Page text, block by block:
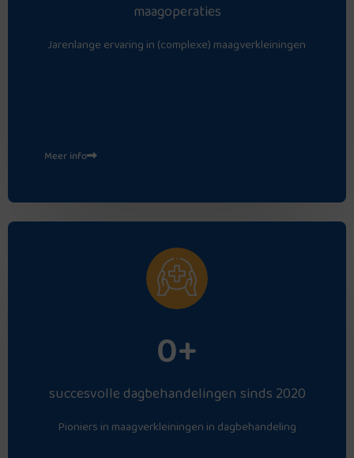
maagoperaties
Jarenlange ervaring in (complexe) maagverkleiningen
Meer info
0+
succesvolle dagbehandelingen sinds 2020
Pioniers in maagverkleiningen in dagbehandeling